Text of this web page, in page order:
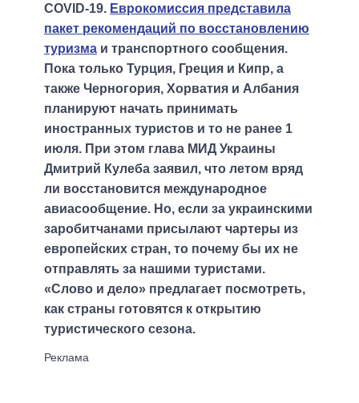
COVID-19. Еврокомиссия представила
пакет рекомендаций по восстановлению
туризма и транспортного сообщения.
Пока только Турция, Греция и Кипр, а
также Черногория, Хорватия и Албания
планируют начать принимать
иностранных туристов и то не ранее 1
июля. При этом глава МИД Украины
Дмитрий Кулеба заявил, что летом вряд
ли восстановится международное
авиасообщение. Но, если за украинскими
заробитчанами присылают чартеры из
европейских стран, то почему бы их не
отправлять за нашими туристами.
«Слово и дело» предлагает посмотреть,
как страны готовятся к открытию
туристического сезона.